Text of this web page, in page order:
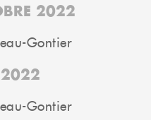
2022
Gontier
2022
Gontier